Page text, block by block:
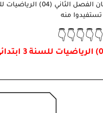
تستفيدوا منه
👇👇👇👇👇